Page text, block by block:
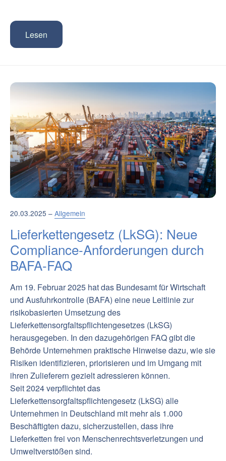
Lesen
20.03.2025 – Allgemein
Lieferkettengesetz (LkSG): Neue
Compliance-Anforderungen durch
BAFA-FAQ
Am 19. Februar 2025 hat das Bundesamt für Wirtschaft
und Ausfuhrkontrolle (BAFA) eine neue Leitlinie zur
risikobasierten Umsetzung des
Lieferkettensorgfaltspflichtengesetzes (LkSG)
herausgegeben. In den dazugehörigen FAQ gibt die
Behörde Unternehmen praktische Hinweise dazu, wie sie
Risiken identifizieren, priorisieren und im Umgang mit
ihren Zulieferern gezielt adressieren können.
Seit 2024 verpflichtet das
Lieferkettensorgfaltspflichtengesetz (LkSG) alle
Unternehmen in Deutschland mit mehr als 1.000
Beschäftigten dazu, sicherzustellen, dass ihre
Lieferketten frei von Menschenrechtsverletzungen und
Umweltverstößen sind.